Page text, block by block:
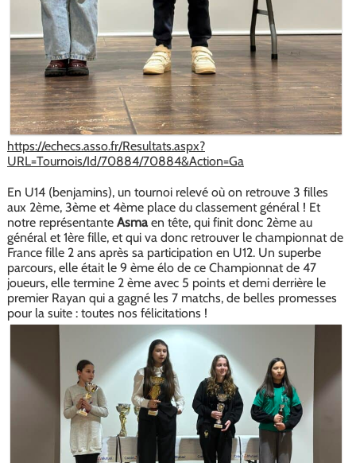
https://echecs.asso.fr/Resultats.aspx?
URL=Tournois/Id/70884/70884&Action=Ga
En U14 (benjamins), un tournoi relevé où on retrouve 3 filles
aux 2ème, 3ème et 4ème place du classement général ! Et
notre représentanteAsmaen tête, qui finit donc 2ème au
général et 1ère fille, et qui va donc retrouver le championnat de
France fille 2 ans après sa participation en U12. Un superbe
parcours, elle était le 9 ème élo de ce Championnat de 47
joueurs, elle termine 2 ème avec 5 points et demi derrière le
premier Rayan qui a gagné les 7 matchs, de belles promesses
pour la suite : toutes nos félicitations !